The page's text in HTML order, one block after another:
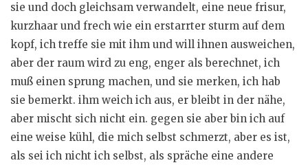
sie und doch gleichsam verwandelt, eine neue frisur,
kurzhaar und frech wie ein erstarrter sturm auf dem
kopf, ich treffe sie mit ihm und will ihnen ausweichen,
aber der raum wird zu eng, enger als berechnet, ich
muß einen sprung machen, und sie merken, ich hab
sie bemerkt. ihm weich ich aus, er bleibt in der nähe,
aber mischt sich nicht ein. gegen sie aber bin ich auf
eine weise kühl, die mich selbst schmerzt, aber es ist,
als sei ich nicht ich selbst, als spräche eine andere